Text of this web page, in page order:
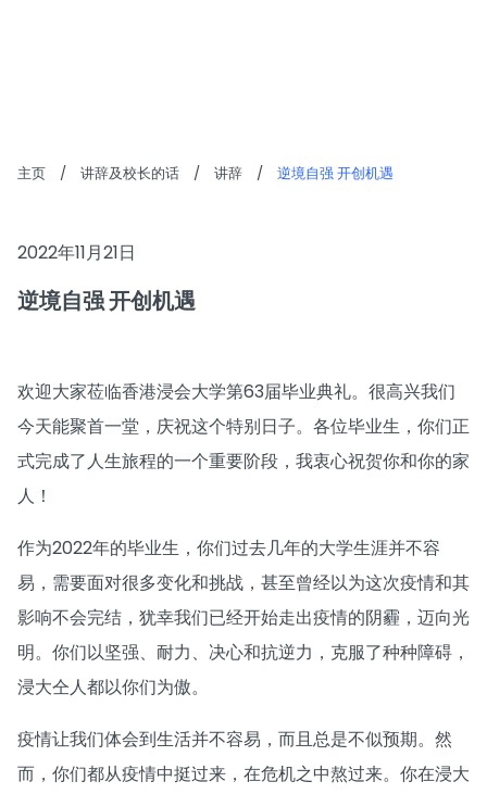
主页 / 讲辞及校长的话 / 讲辞 / 逆境自强 开创机遇
2022年11月21日
逆境自强 开创机遇
欢迎大家莅临香港浸会大学第63届毕业典礼。很高兴我们
今天能聚首一堂，庆祝这个特别日子。各位毕业生，你们正
式完成了人生旅程的一个重要阶段，我衷心祝贺你和你的家
人！
作为2022年的毕业生，你们过去几年的大学生涯并不容
易，需要面对很多变化和挑战，甚至曾经以为这次疫情和其
影响不会完结，犹幸我们已经开始走出疫情的阴霾，迈向光
明。你们以坚强、耐力、决心和抗逆力，克服了种种障碍，
浸大仝人都以你们为傲。
疫情让我们体会到生活并不容易，而且总是不似预期。然
而，你们都从疫情中挺过来，在危机之中熬过来。你在浸大